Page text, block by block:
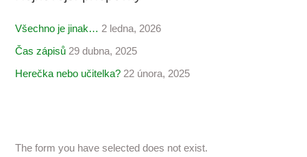
Všechno je jinak… 2 ledna, 2026
Čas zápisů 29 dubna, 2025
Herečka nebo učitelka? 22 února, 2025
The form you have selected does not exist.